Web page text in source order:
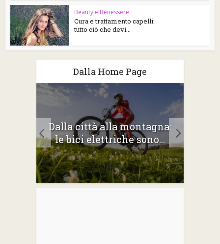
Beauty e Benessere
Cura e trattamento capelli:
tutto ciò che devi...
Dalla Home Page
Dalla città alla montagna:
le bici elettriche sono...